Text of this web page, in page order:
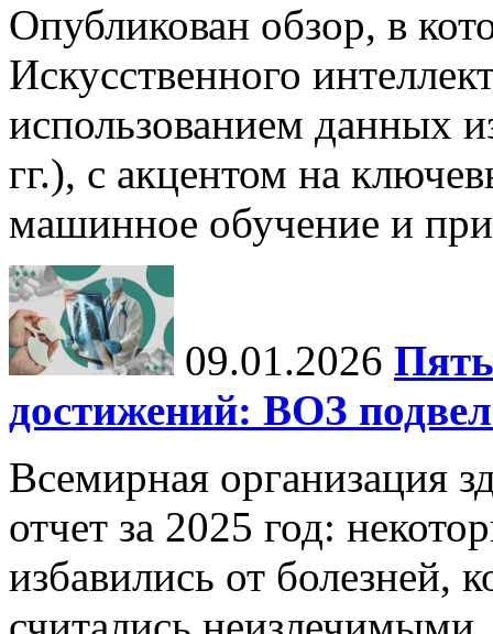
Опубликован обзор, в
Искусственного
использованием данных
гг.), с акцентом на
машинное обучение и
09.01.2026
достижений: ВОЗ
Всемирная организация
отчет за 2025 год:
избавились от болезней,